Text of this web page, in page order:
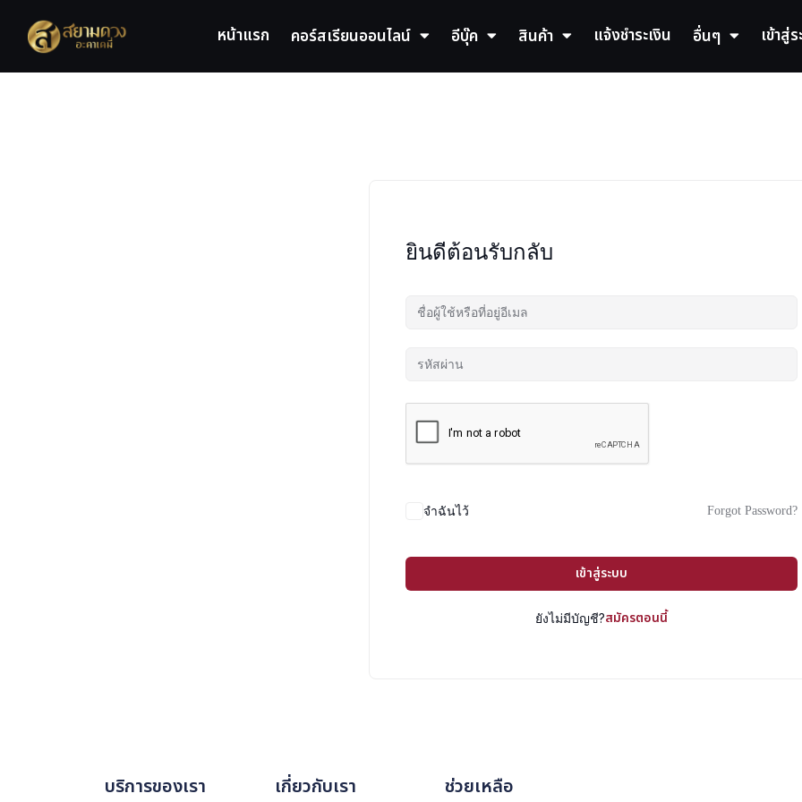
content
หน้าแรก คอร์สเรียนออนไลน์ อีบุ๊ค สินค้า แจ้งชำระเงิน อื่นๆ เข้าสู่
ยินดีต้อนรับกลับ
จำฉันไว้ Forgot Password?
เข้าสู่ระบบ
ยังไม่มีบัญชี?สมัครตอนนี้
บริการของเรา เกี่ยวกับเรา ช่วยเหลือ